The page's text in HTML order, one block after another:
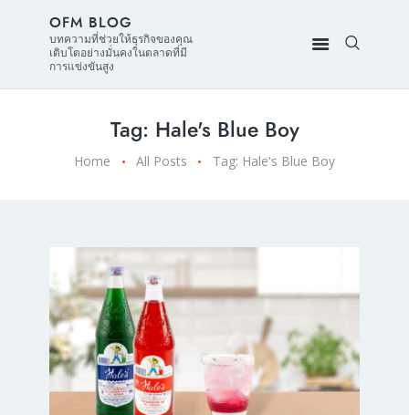
OFM BLOG
บทความที่ช่วยให้ธุรกิจของคุณ
เติบโตอย่างมั่นคงในตลาดที่มี
การแข่งขันสูง
Tag: Hale's Blue Boy
Home All Posts Tag: Hale's Blue Boy